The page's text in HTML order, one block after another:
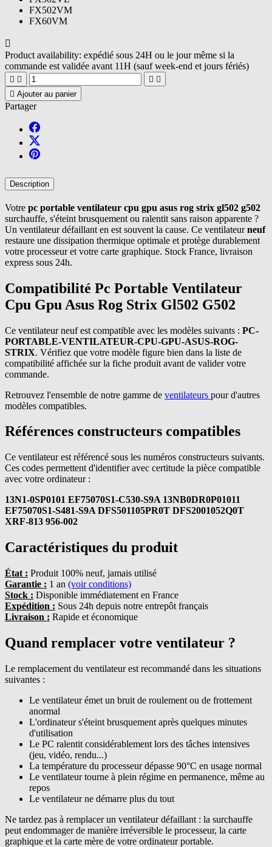
FX502VM
FX60VM

Product availability: expédié sous 24H ou le jour même si la
commande est validée avant 11H (sauf week-end et jours fériés)
   
 Ajouter au panier
Partager
Description
Votre pc portable ventilateur cpu gpu asus rog strix gl502 g502
surchauffe, s'éteint brusquement ou ralentit sans raison apparente ?
Un ventilateur défaillant en est souvent la cause. Ce ventilateurneuf
restaure une dissipation thermique optimale et protège durablement
votre processeur et votre carte graphique. Stock France, livraison
express sous 24h.
Compatibilité Pc Portable Ventilateur
Cpu Gpu Asus Rog Strix Gl502 G502
Ce ventilateur neuf est compatible avec les modèles suivants : PC-
PORTABLE-VENTILATEUR-CPU-GPU-ASUS-ROG-
STRIX. Vérifiez que votre modèle figure bien dans la liste de
compatibilité affichée sur la fiche produit avant de valider votre
commande.
Retrouvez l'ensemble de notre gamme de ventilateurs pour d'autres
modèles compatibles.
Références constructeurs compatibles
Ce ventilateur est référencé sous les numéros constructeurs suivants.
Ces codes permettent d'identifier avec certitude la pièce compatible
avec votre ordinateur :
13N1-0SP0101 EF75070S1-C530-S9A 13NB0DR0P01011
EF75070S1-S481-S9A DFS501105PR0T DFS2001052Q0T
XRF-813 956-002
Caractéristiques du produit
État : Produit 100% neuf, jamais utilisé
Garantie : 1 an (voir conditions)
Stock : Disponible immédiatement en France
Expédition : Sous 24h depuis notre entrepôt français
Livraison : Rapide et économique
Quand remplacer votre ventilateur ?
Le remplacement du ventilateur est recommandé dans les situations
suivantes :
Le ventilateur émet un bruit de roulement ou de frottement
anormal
L'ordinateur s'éteint brusquement après quelques minutes
d'utilisation
Le PC ralentit considérablement lors des tâches intensives
(jeu, vidéo, rendu...)
La température du processeur dépasse 90°C en usage normal
Le ventilateur tourne à plein régime en permanence, même au
repos
Le ventilateur ne démarre plus du tout
Ne tardez pas à remplacer un ventilateur défaillant : la surchauffe
peut endommager de manière irréversible le processeur, la carte
graphique et la carte mère de votre ordinateur portable.